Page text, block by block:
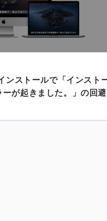
ンストールで「インスト
が起きました。」の回避